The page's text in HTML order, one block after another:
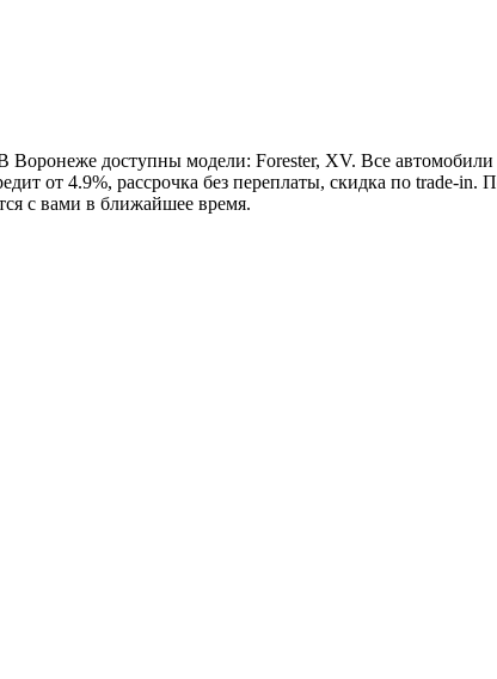
Воронеже доступны модели: Forester, XV. Все
от 4.9%, рассрочка без переплаты, скидка по trade-in.
с вами в ближайшее время.